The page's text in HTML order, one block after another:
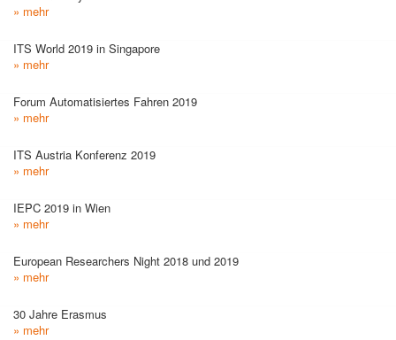
» mehr
ITS World 2019 in Singapore
» mehr
Forum Automatisiertes Fahren 2019
» mehr
ITS Austria Konferenz 2019
» mehr
IEPC 2019 in Wien
» mehr
European Researchers Night 2018 und 2019
» mehr
30 Jahre Erasmus
» mehr